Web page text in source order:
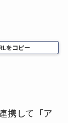
をコピー
携して「ア